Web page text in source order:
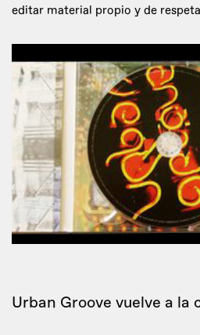
editar material propio y de
Urban Groove vuelve a la